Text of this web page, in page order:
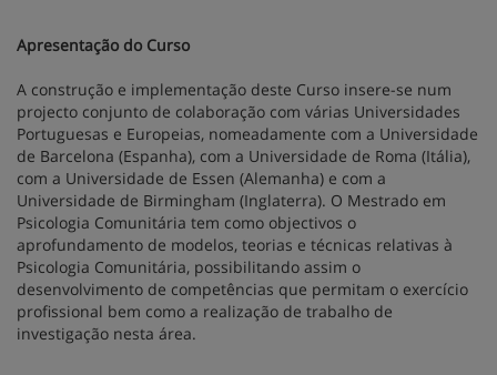
Apresentação do Curso
A construção e implementação deste Curso insere-se num
projecto conjunto de colaboração com várias Universidades
Portuguesas e Europeias, nomeadamente com a Universidade
de Barcelona (Espanha), com a Universidade de Roma (Itália),
com a Universidade de Essen (Alemanha) e com a
Universidade de Birmingham (Inglaterra). O Mestrado em
Psicologia Comunitária tem como objectivos o
aprofundamento de modelos, teorias e técnicas relativas à
Psicologia Comunitária, possibilitando assim o
desenvolvimento de competências que permitam o exercício
profissional bem como a realização de trabalho de
investigação nesta área.